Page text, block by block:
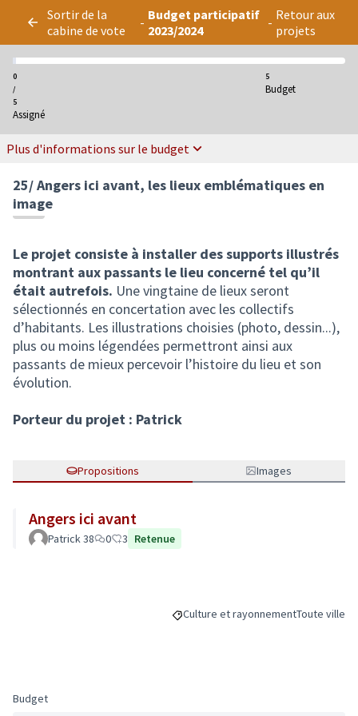
Sortir de la
cabine de vote
- Budget participatif
2023/2024
- Retour aux
projets
0
/
5
Assigné
5
Budget
Plus d'informations sur le budget
25/ Angers ici avant, les lieux emblématiques en
image
Le projet consiste à installer des supports illustrés
montrant aux passants le lieu concerné tel qu’il
était autrefois. Une vingtaine de lieux seront
sélectionnés en concertation avec les collectifs
d’habitants. Les illustrations choisies (photo, dessin...),
plus ou moins légendées permettront ainsi aux
passants de mieux percevoir l’histoire du lieu et son
évolution.
Porteur du projet : Patrick
Propositions Images
Angers ici avant
Patrick 38 0 3 Retenue
Filtrer les résultats de la catégorie :
Culture et rayonnementFiltrer les
Toute ville
Budget
Panneau de gestion des cookies